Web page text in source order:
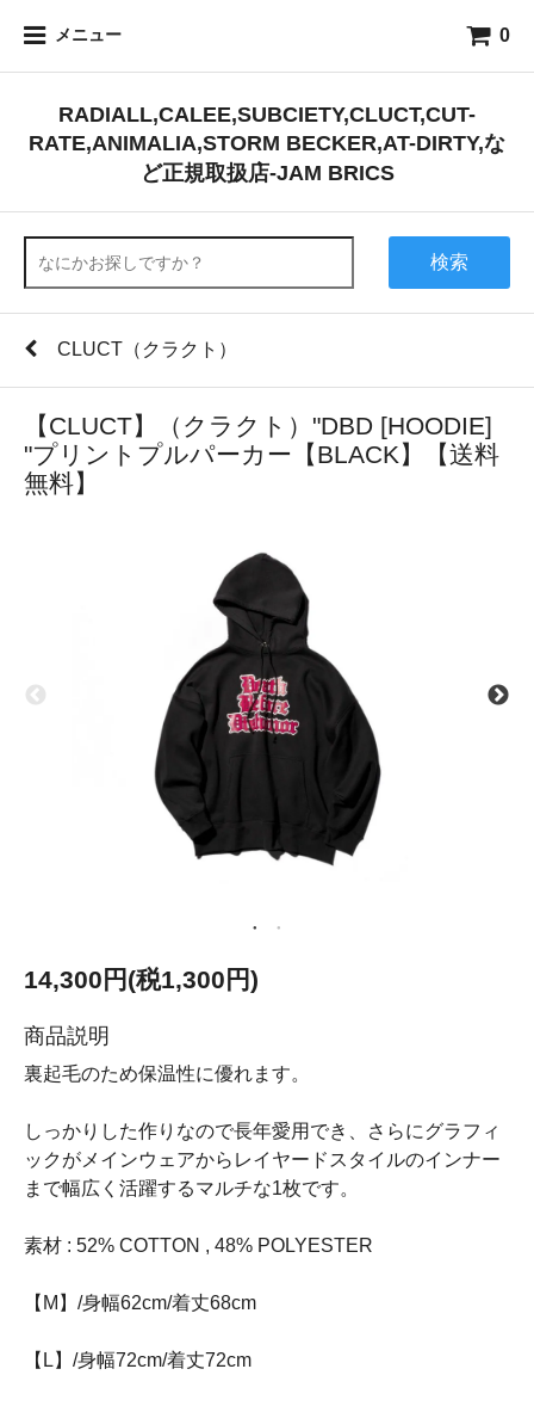
メニュー 0
RADIALL,CALEE,SUBCIETY,CLUCT,CUT-
RATE,ANIMALIA,STORM BECKER,AT-DIRTY,な
ど正規取扱店-JAM BRICS
検索
CLUCT（クラクト）
【CLUCT】（クラクト）"DBD [HOODIE]
"プリントプルパーカー【BLACK】【送料
無料】
14,300円(税1,300円)
商品説明
裏起毛のため保温性に優れます。
しっかりした作りなので長年愛用でき、さらにグラフィ
ックがメインウェアからレイヤードスタイルのインナー
まで幅広く活躍するマルチな1枚です。
素材 : 52% COTTON , 48% POLYESTER
【M】/身幅62cm/着丈68cm
【L】/身幅72cm/着丈72cm